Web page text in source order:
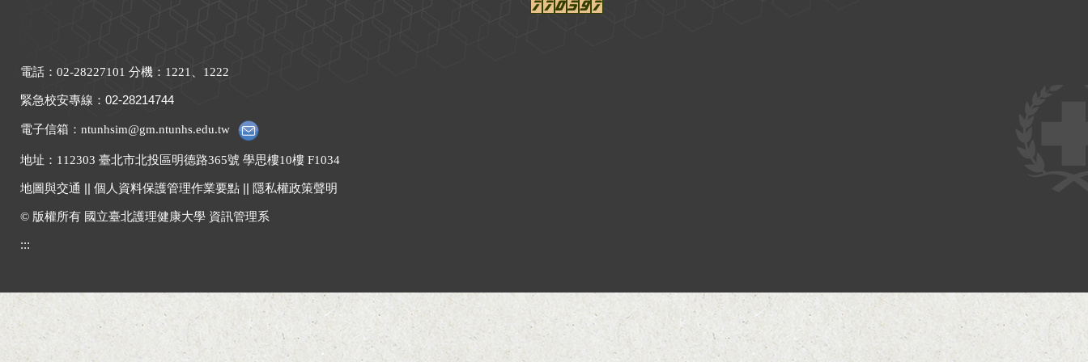
電話：02-28227101 分機：1221、1222
緊急校安專線 ： 02-28214744
電子信箱：ntunhsim@gm.ntunhs.edu.tw
地址： 112303 臺北市北投區明德路365號 學思樓10樓 F1034
地圖與交通 個人資料保護管理作業要點 隱私權政策聲明
© 版權所有 國立臺北護理健康大學 資訊管理系
:::